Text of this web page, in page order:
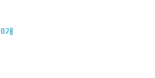
0개